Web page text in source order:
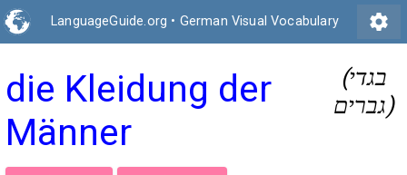
LanguageGuide.org • German Visual Vocabulary settings
die Kleidung der
Männer
(בגדי
גברים)